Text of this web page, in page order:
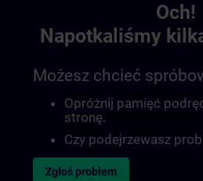
Och!
Napotkaliśmy
Możesz chcieć
Opróżnij pamięć
stronę.
Czy podejrzewasz
Zgłoś problem